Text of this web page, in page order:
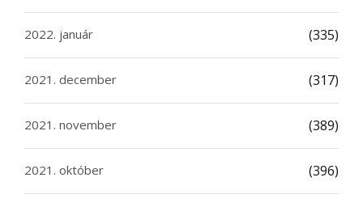
2022. január (335)
2021. december (317)
2021. november (389)
2021. október (396)